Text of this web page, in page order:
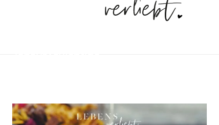
Rezept für Mohn Grießbrei mit